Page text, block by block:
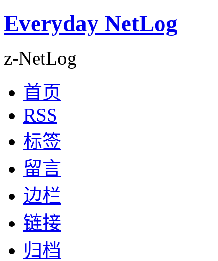
Everyday NetLog
z-NetLog
首页
RSS
标签
留言
边栏
链接
归档